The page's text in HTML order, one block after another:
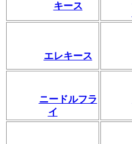
キース
エレキース
ニードルフラ
イ